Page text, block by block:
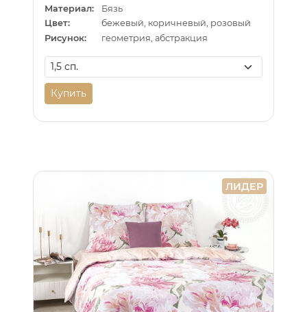
Материал:
Бязь
Цвет:
бежевый, коричневый, розовый
Рисунок:
геометрия, абстракция
Купить
ЛИДЕР